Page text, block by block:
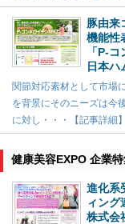
豚由来
機能性
「P-
日本ハ
関節対応素材として市場
を背景にそのニーズは今
に対し・・・【記事詳細】
健康美容EXPO 企業
進化系
ィング
株式会